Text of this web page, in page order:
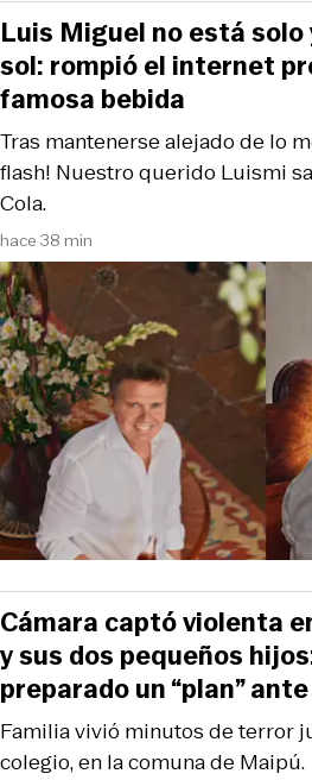
hace 38 min
Tras mantenerse alejado de lo
flash! Nuestro querido Luismi
Cola.
Luis Miguel no está
sol: rompió el internet
famosa bebida
Familia vivió minutos de terror
colegio, en la comuna de Maipú.
Cámara captó violenta
y sus dos pequeños
preparado un “plan”